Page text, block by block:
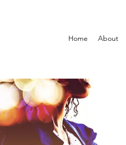
Home About